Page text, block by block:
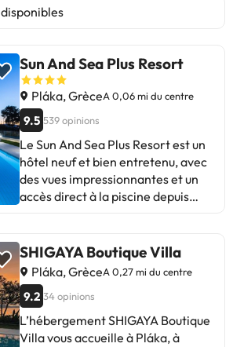
disponibles
Sun And Sea Plus Resort
Pláka, GrèceA 0,06 mi du centre
9.5 539 opinions
Le Sun And Sea Plus Resort est un
hôtel neuf et bien entretenu, avec
des vues impressionnantes et un
accès direct à la piscine depuis
aimable sont à noter. Certains
clients suggèrent de remplir les
capsules de café quotidiennement
et d'améliorer la qualité des
savons. Malgré de petits détails, la
plupart louent la propreté, le
SHIGAYA Boutique Villa
Pláka, GrèceA 0,27 mi du centre
9.2 34 opinions
L’hébergement SHIGAYA Boutique
Villa vous accueille à Pláka, à